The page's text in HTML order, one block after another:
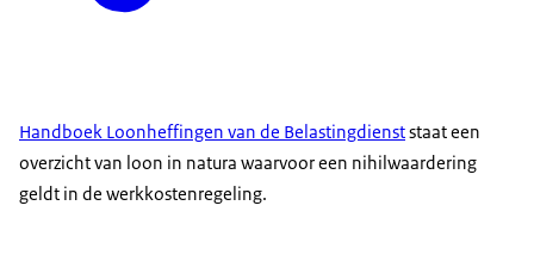
Handboek Loonheffingen van de Belastingdienststaat een
overzicht van loon in natura waarvoor een nihilwaardering
geldt in de werkkostenregeling.